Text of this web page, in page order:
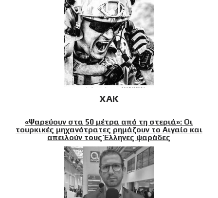
XAK
«Ψαρεύουν στα 50 μέτρα από τη στεριά»: Οι
τουρκικές μηχανότρατες ρημάζουν το Αιγαίο και
απειλούν τους Έλληνες ψαράδες